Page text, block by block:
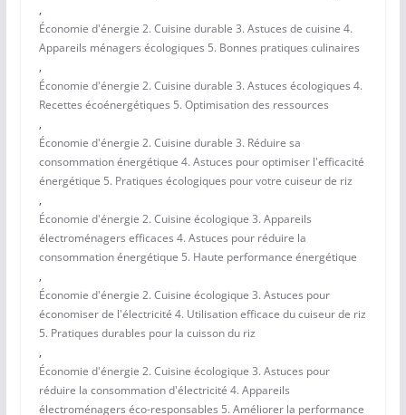
,
Économie d'énergie 2. Cuisine durable 3. Astuces de cuisine 4.
Appareils ménagers écologiques 5. Bonnes pratiques culinaires
,
Économie d'énergie 2. Cuisine durable 3. Astuces écologiques 4.
Recettes écoénergétiques 5. Optimisation des ressources
,
Économie d'énergie 2. Cuisine durable 3. Réduire sa
consommation énergétique 4. Astuces pour optimiser l'efficacité
énergétique 5. Pratiques écologiques pour votre cuiseur de riz
,
Économie d'énergie 2. Cuisine écologique 3. Appareils
électroménagers efficaces 4. Astuces pour réduire la
consommation énergétique 5. Haute performance énergétique
,
Économie d'énergie 2. Cuisine écologique 3. Astuces pour
économiser de l'électricité 4. Utilisation efficace du cuiseur de riz
5. Pratiques durables pour la cuisson du riz
,
Économie d'énergie 2. Cuisine écologique 3. Astuces pour
réduire la consommation d'électricité 4. Appareils
électroménagers éco-responsables 5. Améliorer la performance